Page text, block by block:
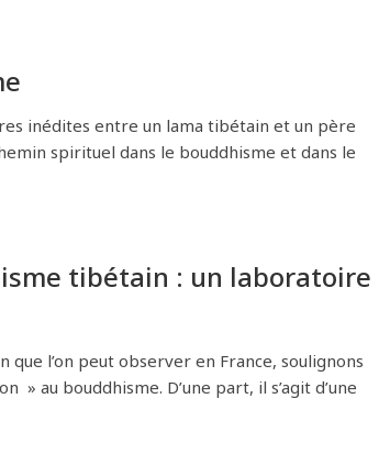
inédites entre un lama tibétain et un père
spirituel dans le bouddhisme et dans le
tibétain : un laboratoire
que l’on peut observer en France, soulignons
au bouddhisme. D’une part, il s’agit d’une